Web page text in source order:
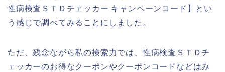
性病検査ＳＴＤチェッカー キャンペーンコード】とい
う感じで調べてみることにしました。
ただ、残念ながら私の検索力では、性病検査ＳＴＤチ
ェッカーのお得なクーポンやクーポンコードなどはみ